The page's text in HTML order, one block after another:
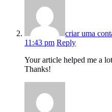
criar uma
11:43 pm Reply
Your article helped me a
Thanks!